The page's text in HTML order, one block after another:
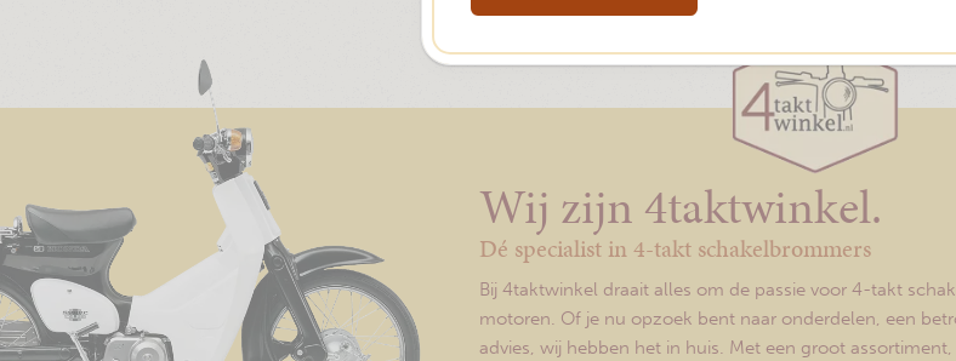
Wij zijn 4taktwinkel.
Dé specialist in 4-takt schakelbrommers
Bij 4taktwinkel draait alles om de passie voor 4-takt
motoren. Of je nu opzoek bent naar onderdelen, een
advies, wij hebben het in huis. Met een groot